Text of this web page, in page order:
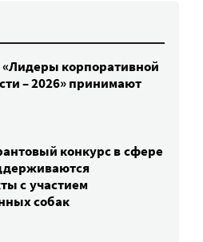
«Лидеры корпоративной
– 2026» принимают
конкурс в сфере
с участием
собак